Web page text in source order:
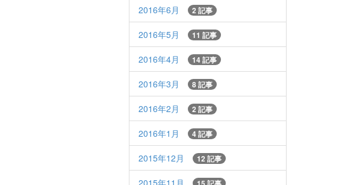
2016年6月 2 記事
2016年5月 11 記事
2016年4月 14 記事
2016年3月 8 記事
2016年2月 2 記事
2016年1月 4 記事
2015年12月 12 記事